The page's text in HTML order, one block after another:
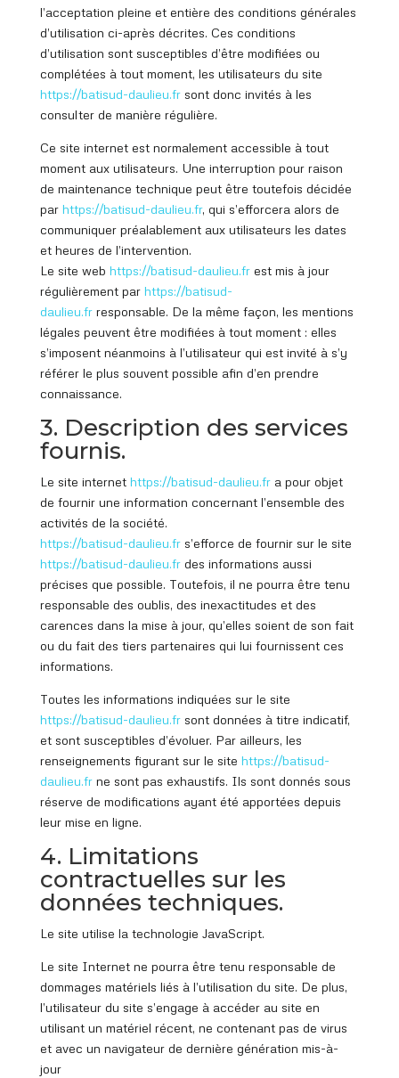
l’acceptation pleine et entière des conditions générales
d’utilisation ci-après décrites. Ces conditions
d’utilisation sont susceptibles d’être modifiées ou
complétées à tout moment, les utilisateurs du site
https://batisud-daulieu.frsont donc invités à les
consulter de manière régulière.
Ce site internet est normalement accessible à tout
moment aux utilisateurs. Une interruption pour raison
de maintenance technique peut être toutefois décidée
par https://batisud-daulieu.fr, qui s’efforcera alors de
communiquer préalablement aux utilisateurs les dates
et heures de l’intervention.
Le site web https://batisud-daulieu.frest mis à jour
régulièrement par https://batisud-
daulieu.frresponsable. De la même façon, les mentions
légales peuvent être modifiées à tout moment : elles
s’imposent néanmoins à l’utilisateur qui est invité à s’y
référer le plus souvent possible afin d’en prendre
connaissance.
3. Description des services
fournis.
Le site internet https://batisud-daulieu.fra pour objet
de fournir une information concernant l’ensemble des
activités de la société.
https://batisud-daulieu.frs’efforce de fournir sur le site
https://batisud-daulieu.frdes informations aussi
précises que possible. Toutefois, il ne pourra être tenu
responsable des oublis, des inexactitudes et des
carences dans la mise à jour, qu’elles soient de son fait
ou du fait des tiers partenaires qui lui fournissent ces
informations.
Toutes les informations indiquées sur le site
https://batisud-daulieu.frsont données à titre indicatif,
et sont susceptibles d’évoluer. Par ailleurs, les
renseignements figurant sur le site https://batisud-
daulieu.frne sont pas exhaustifs. Ils sont donnés sous
réserve de modifications ayant été apportées depuis
leur mise en ligne.
4. Limitations
contractuelles sur les
données techniques.
Le site utilise la technologie JavaScript.
Le site Internet ne pourra être tenu responsable de
dommages matériels liés à l’utilisation du site. De plus,
l’utilisateur du site s’engage à accéder au site en
utilisant un matériel récent, ne contenant pas de virus
et avec un navigateur de dernière génération mis-à-
jour